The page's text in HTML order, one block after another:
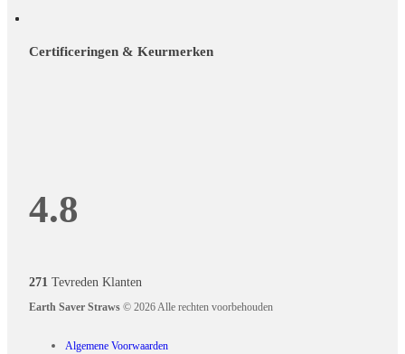
Certificeringen & Keurmerken
4.8
271 Tevreden Klanten
Earth Saver Straws © 2026 Alle rechten voorbehouden
Algemene Voorwaarden